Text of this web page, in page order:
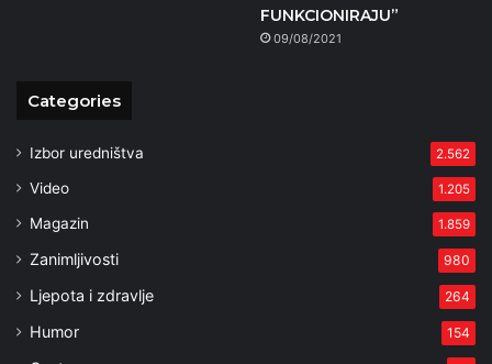
FUNKCIONIRAJU”
09/08/2021
Categories
Izbor uredništva 2.562
Video 1.205
Magazin 1.859
Zanimljivosti 980
Ljepota i zdravlje 264
Humor 154